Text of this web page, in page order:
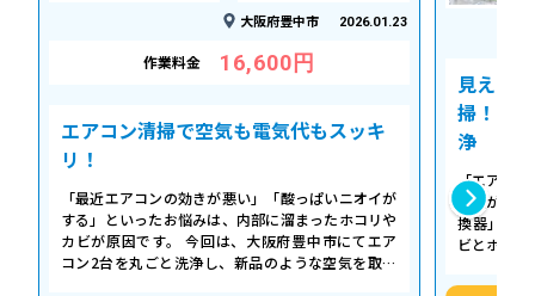
大阪府豊中市 2026.01.23
作業料金 16,600円
エアコン清掃で空気も電気代もスッキ
リ！
「最近エアコンの効きが悪い」「酸っぱいニオイが
する」といったお悩みは、内部に溜まったホコリや
カビが原因です。 今回は、大阪府豊中市にてエア
コン2台を丸ごと洗浄し、新品のような空気を取り
見えな
掃！空
浄
「エアコ
た気がす
換器」の
ビとホコ